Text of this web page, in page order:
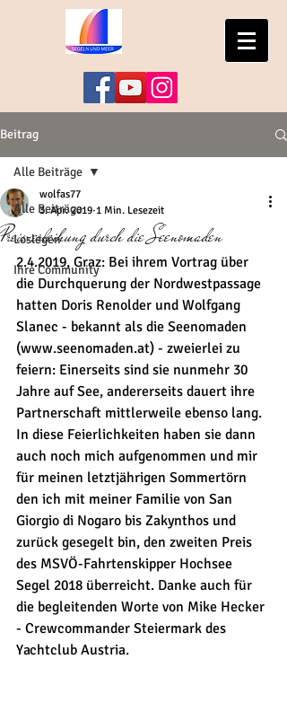
Beitrag
Alle Beiträge
Loslegen
Ihre Community
Alle Beiträge
Preisverleihung durch die Seenomaden
wolfas77
3. Apr. 2019 1 Min. Lesezeit
2.4.2019, Graz: Bei ihrem Vortrag über
die Durchquerung der Nordwestpassage
hatten Doris Renolder und Wolfgang
Slanec - bekannt als die Seenomaden
(www.seenomaden.at) - zweierlei zu
feiern: Einerseits sind sie nunmehr 30
Jahre auf See, andererseits dauert ihre
Partnerschaft mittlerweile ebenso lang.
In diese Feierlichkeiten haben sie dann
auch noch mich aufgenommen und mir
für meinen letztjährigen Sommertörn
den ich mit meiner Familie von San
Giorgio di Nogaro bis Zakynthos und
zurück gesegelt bin, den zweiten Preis
des MSVÖ-Fahrtenskipper Hochsee
Segel 2018 überreicht. Danke auch für
die begleitenden Worte von Mike Hecker
- Crewcommander Steiermark des
Yachtclub Austria.